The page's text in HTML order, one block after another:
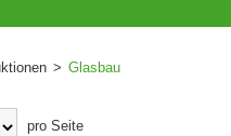
> Glasbau
pro Seite